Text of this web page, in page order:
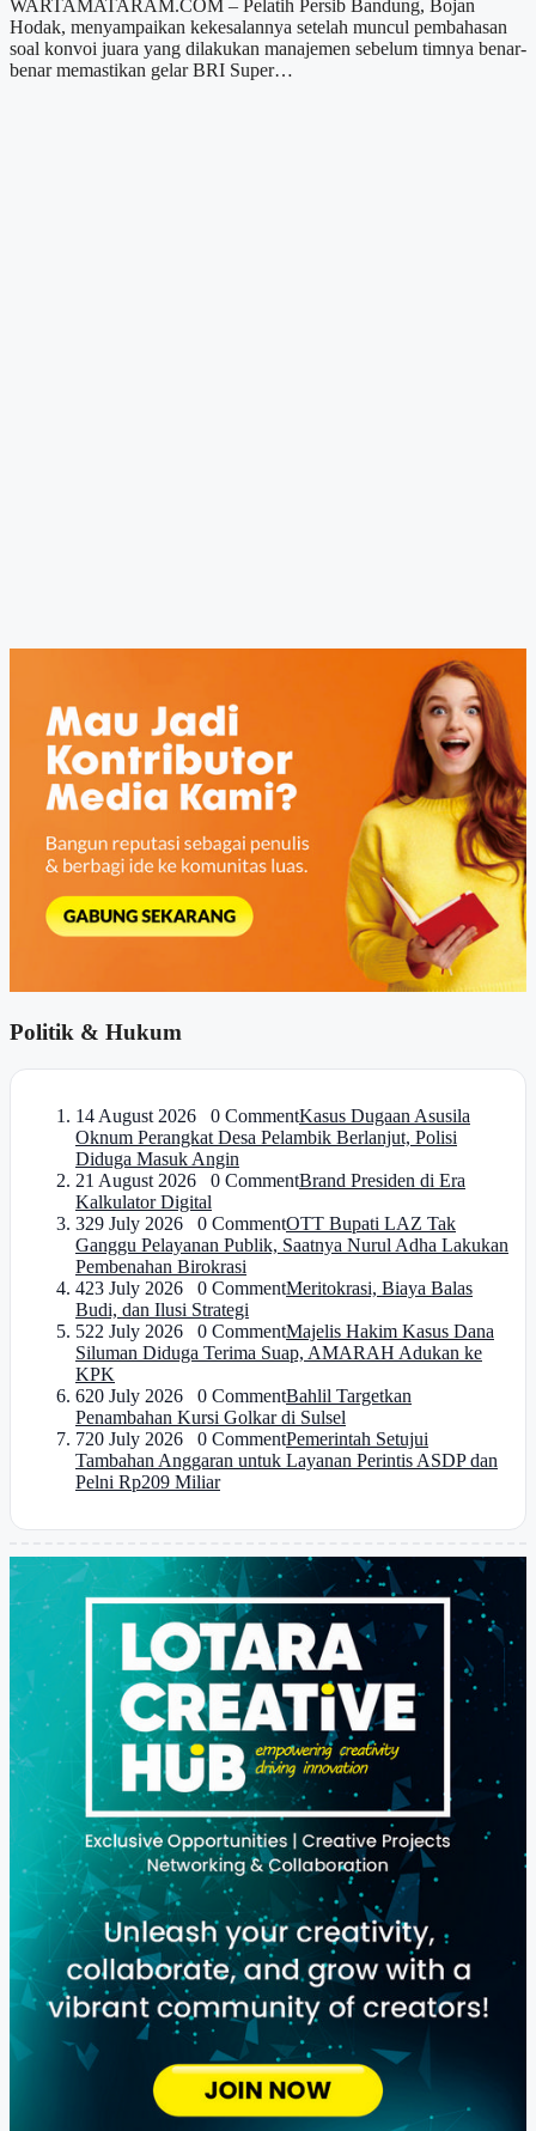
WARTAMATARAM.COM – Pelatih Persib Bandung, Bojan
Hodak, menyampaikan kekesalannya setelah muncul pembahasan
soal konvoi juara yang dilakukan manajemen sebelum timnya benar-
benar memastikan gelar BRI Super…
Politik & Hukum
14 August 2026 0 CommentKasus Dugaan Asusila
Oknum Perangkat Desa Pelambik Berlanjut, Polisi
Diduga Masuk Angin
21 August 2026 0 CommentBrand Presiden di Era
Kalkulator Digital
329 July 2026 0 CommentOTT Bupati LAZ Tak
Ganggu Pelayanan Publik, Saatnya Nurul Adha Lakukan
Pembenahan Birokrasi
423 July 2026 0 CommentMeritokrasi, Biaya Balas
Budi, dan Ilusi Strategi
522 July 2026 0 CommentMajelis Hakim Kasus Dana
Siluman Diduga Terima Suap, AMARAH Adukan ke
KPK
620 July 2026 0 CommentBahlil Targetkan
Penambahan Kursi Golkar di Sulsel
720 July 2026 0 CommentPemerintah Setujui
Tambahan Anggaran untuk Layanan Perintis ASDP dan
Pelni Rp209 Miliar